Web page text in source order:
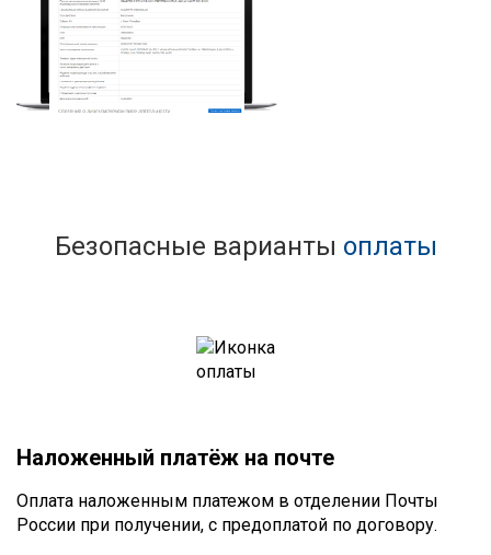
Безопасные варианты оплаты
Наложенный платёж на почте
Оплата наложенным платежом в отделении Почты
России при получении, с предоплатой по договору.